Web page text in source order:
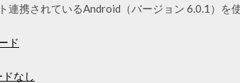
携されているAndroid（バージョン 6.0.1）を
ド
なし